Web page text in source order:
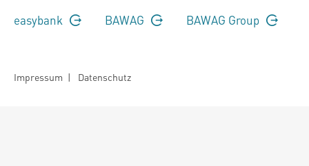
easybank BAWAG BAWAG Group
Impressum | Datenschutz